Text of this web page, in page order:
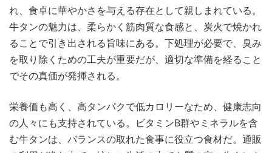
れ、食卓に華やかさを与える存在として親しまれている。
牛タンの魅力は、柔らかく筋肉質な食感と、炭火で焼かれ
ることで引き出される旨味にある。下処理が必要で、臭み
を取り除くための工夫が重要だが、適切な準備を経ること
でその真価が発揮される。
栄養価も高く、高タンパクで低カロリーなため、健康志向
の人々にも支持されている。ビタミンB群やミネラルを含
む牛タンは、バランスの取れた食事に役立つ食材だ。通販